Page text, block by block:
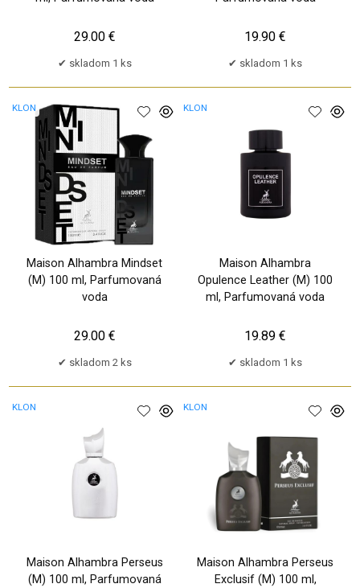
skladom 1 ks
29.00 €
skladom 1 ks
19.90 €
Maison Alhambra Mindset
(M) 100 ml, Parfumovaná
voda
KLON
skladom 2 ks
29.00 €
Maison Alhambra
Opulence Leather (M) 100
ml, Parfumovaná voda
KLON
skladom 1 ks
19.89 €
Maison Alhambra Perseus
(M) 100 ml, Parfumovaná
KLON
Maison Alhambra Perseus
Exclusif (M) 100 ml,
KLON